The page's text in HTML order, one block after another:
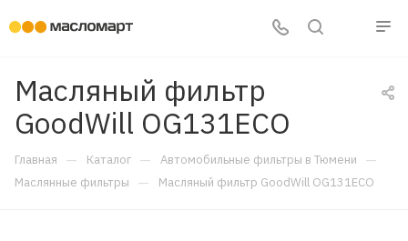
Масляный фильтр
GoodWill OG131ECO
Главная — Каталог — Автомобильные фильтры в Тюмени —
Маслянные фильтры — Масляный фильтр GoodWill OG131ECO